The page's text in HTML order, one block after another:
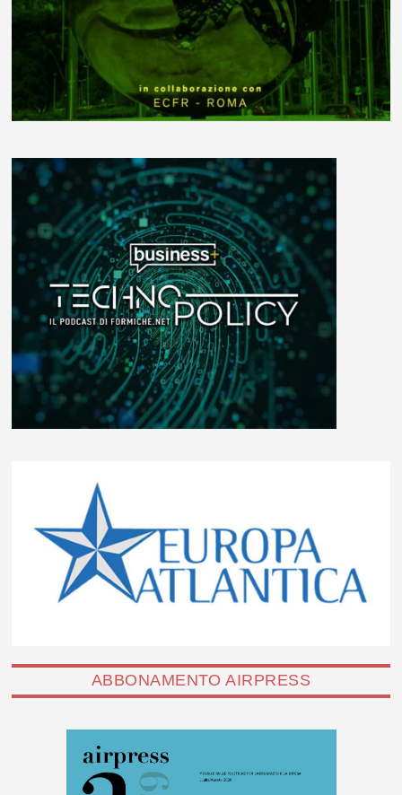
ABBONAMENTO AIRPRESS